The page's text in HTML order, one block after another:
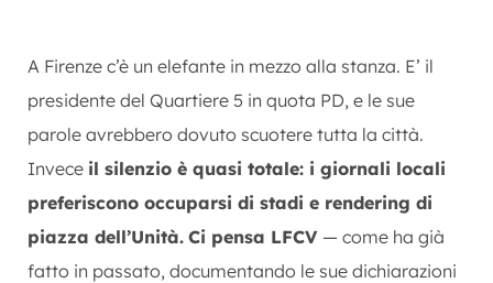
A Firenze c’è un elefante in mezzo alla stanza. E’ il
presidente del Quartiere 5 in quota PD, e le sue
parole avrebbero dovuto scuotere tutta la città.
Invece il silenzio è quasi totale: i giornali locali
preferiscono occuparsi di stadi e rendering di
piazza dell’Unità. Ci pensa LFCV — come ha già
fatto in passato, documentando le sue dichiarazioni